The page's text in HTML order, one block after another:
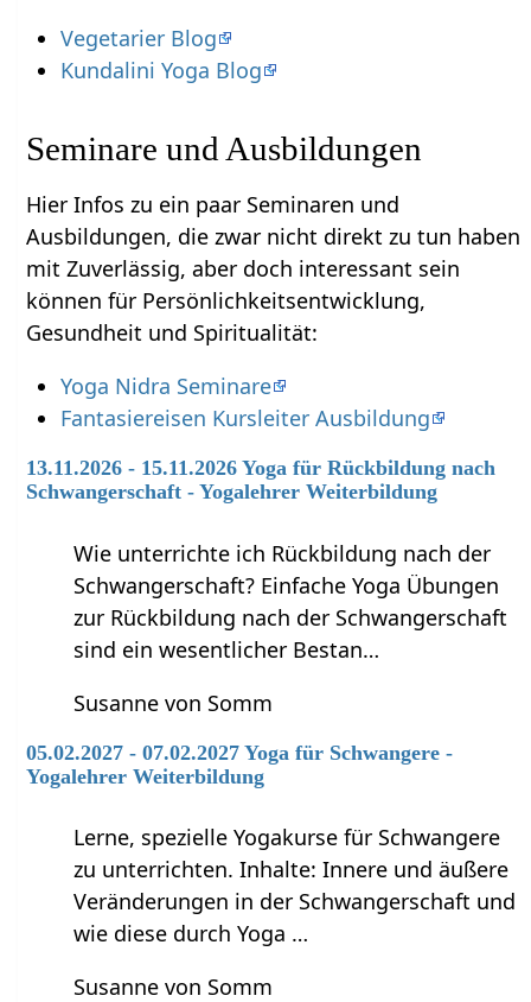
Vegetarier Blog
Kundalini Yoga Blog
Seminare und Ausbildungen
Hier Infos zu ein paar Seminaren und
Ausbildungen, die zwar nicht direkt zu tun haben
mit Zuverlässig‏‎, aber doch interessant sein
können für Persönlichkeitsentwicklung,
Gesundheit und Spiritualität:
Yoga Nidra Seminare
Fantasiereisen Kursleiter Ausbildung
13.11.2026 - 15.11.2026 Yoga für Rückbildung nach
Schwangerschaft - Yogalehrer Weiterbildung
Wie unterrichte ich Rückbildung nach der
Schwangerschaft? Einfache Yoga Übungen
zur Rückbildung nach der Schwangerschaft
sind ein wesentlicher Bestan…
Susanne von Somm
05.02.2027 - 07.02.2027 Yoga für Schwangere -
Yogalehrer Weiterbildung
Lerne, spezielle Yogakurse für Schwangere
zu unterrichten. Inhalte: Innere und äußere
Veränderungen in der Schwangerschaft und
wie diese durch Yoga …
Susanne von Somm